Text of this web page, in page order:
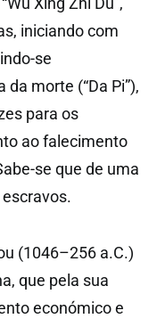
iniciando com
se
morte (“Da Pi”),
para os
ao falecimento
se que de uma
(1046–256 a.C.)
que pela sua
económico e